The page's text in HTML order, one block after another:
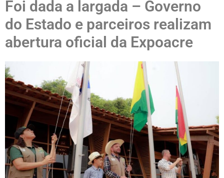
Foi dada a largada – Governo
do Estado e parceiros realizam
abertura oficial da Expoacre